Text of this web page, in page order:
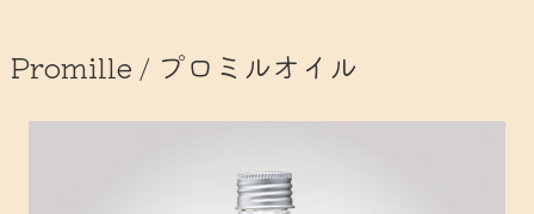
Promille / プロミルオイル